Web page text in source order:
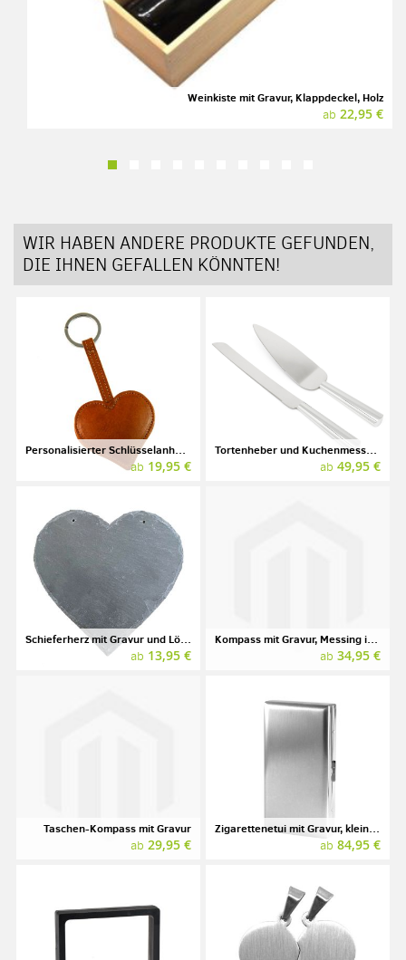
Weinkiste mit Gravur, Klappdeckel, Holz
ab 22,95 €
WIR HABEN ANDERE PRODUKTE GEFUNDEN,
DIE IHNEN GEFALLEN KÖNNTEN!
Personalisierter Schlüsselanhänger "Herz" mit Gravur, aus Naturleder
ab 19,95 €
Tortenheber und Kuchenmesser mit Gravur, silber
ab 49,95 €
Schieferherz mit Gravur und Löchern
ab 13,95 €
Kompass mit Gravur, Messing in Holzbox
ab 34,95 €
Taschen-Kompass mit Gravur
ab 29,95 €
Zigarettenetui mit Gravur, klein, TSUBOTA PEARL
ab 84,95 €